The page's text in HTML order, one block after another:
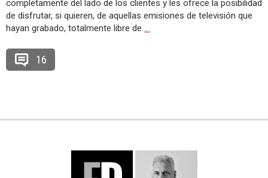
completamente del lado de los clientes y les ofrece la posibilidad
de disfrutar, si quieren, de aquellas emisiones de televisión que
hayan grabado, totalmente libre de …
16